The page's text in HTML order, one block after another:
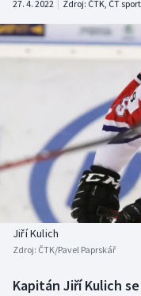
Atletika
Cyklistika
Americký fotbal
Baseball a softbal
Basketbal
Biatlon
NEPŘEHLÉDNĚTE
Soutěže
Historické návraty
Aplikace ČT sport
27. 4. 2022 | Zdroj: ČTK, ČT sport
Jiří Kulich
Zdroj: ČTK/Pavel Paprskář
Kapitán Jiří Kulich